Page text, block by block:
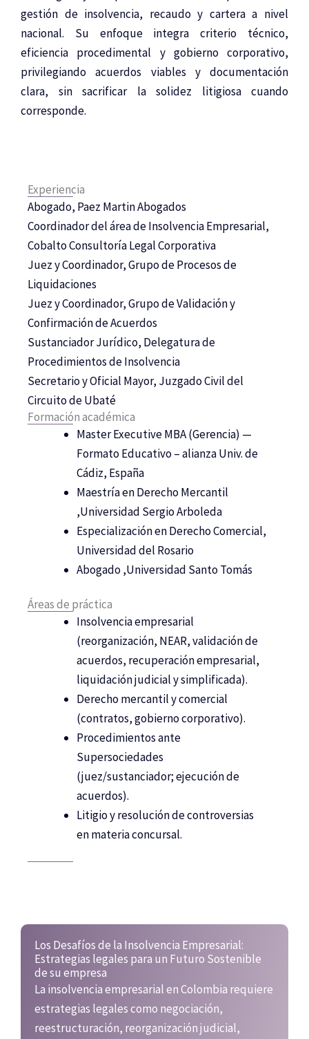
gestión de insolvencia, recaudo y cartera a nivel
nacional. Su enfoque integra criterio técnico,
eficiencia procedimental y gobierno corporativo,
privilegiando acuerdos viables y documentación
clara, sin sacrificar la solidez litigiosa cuando
corresponde.
Experiencia
Abogado, Paez Martin Abogados
Coordinador del área de Insolvencia Empresarial,
Cobalto Consultoría Legal Corporativa
Juez y Coordinador, Grupo de Procesos de
Liquidaciones
Juez y Coordinador, Grupo de Validación y
Confirmación de Acuerdos
Sustanciador Jurídico, Delegatura de
Procedimientos de Insolvencia
Secretario y Oficial Mayor, Juzgado Civil del
Circuito de Ubaté
Formación académica
Master Executive MBA (Gerencia) —
Formato Educativo – alianza Univ. de
Cádiz, España
Maestría en Derecho Mercantil
,Universidad Sergio Arboleda
Especialización en Derecho Comercial,
Universidad del Rosario
Abogado ,Universidad Santo Tomás
Áreas de práctica
Insolvencia empresarial
(reorganización, NEAR, validación de
acuerdos, recuperación empresarial,
liquidación judicial y simplificada).
Derecho mercantil y comercial
(contratos, gobierno corporativo).
Procedimientos ante
Supersociedades
(juez/sustanciador; ejecución de
acuerdos).
Litigio y resolución de controversias
en materia concursal.
Los Desafíos de la Insolvencia Empresarial:
Estrategias legales para un Futuro Sostenible
de su empresa
La insolvencia empresarial en Colombia requiere
estrategias legales como negociación,
reestructuración, reorganización judicial,